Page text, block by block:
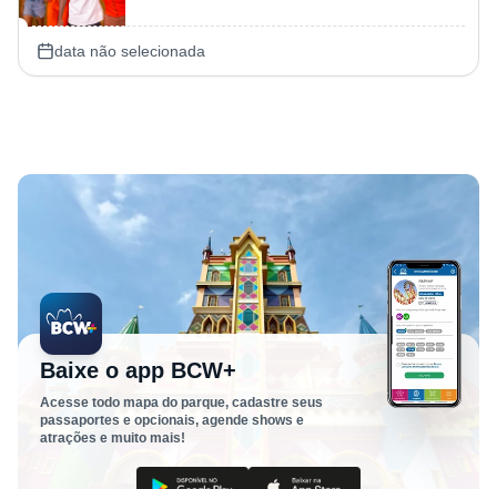
data não selecionada
Baixe o app BCW+
Acesse todo mapa do parque, cadastre seus
passaportes e opcionais, agende shows e
atrações e muito mais!